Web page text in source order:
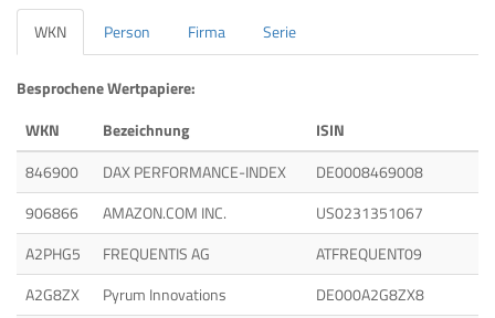
WKN
Person Firma Serie
Besprochene Wertpapiere:
WKN
Bezeichnung
ISIN
846900
DAX PERFORMANCE-INDEX
DE0008469008
906866
AMAZON.COM INC.
US0231351067
A2PHG5
FREQUENTIS AG
ATFREQUENT09
A2G8ZX
Pyrum Innovations DE000A2G8ZX8